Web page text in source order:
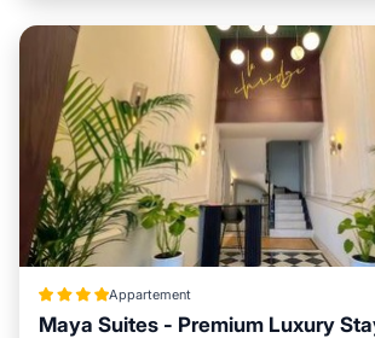
that have been listed below. Please note that
shared to us by booking.com for the listed
Corniche Le claridge Emerauld with gym and
rely on their shared details and are regarded as
have any concerns about the information or
this Appartement, please let us know.
Appartement
Maya Suites - Premium Luxury